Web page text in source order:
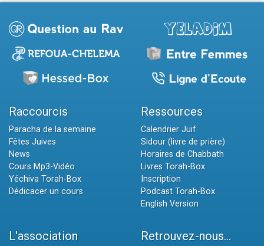
Raccourcis
Paracha de la semaine
Fêtes Juives
News
Cours Mp3-Vidéo
Yéchiva Torah-Box
Dédicacer un cours
Ressources
Calendrier Juif
Sidour (livre de prière)
Horaires de Chabbath
Livres Torah-Box
Inscription
Podcast Torah-Box
English Version
L'association Retrouvez-nous...